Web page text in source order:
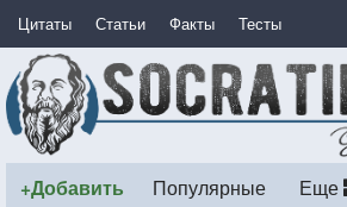
Цитаты Статьи Факты Тесты
+Добавить Популярные Еще